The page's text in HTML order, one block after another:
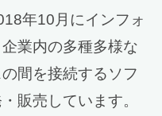
年10月にインフォ
業内の多種多様な
間を接続するソフ
販売しています。